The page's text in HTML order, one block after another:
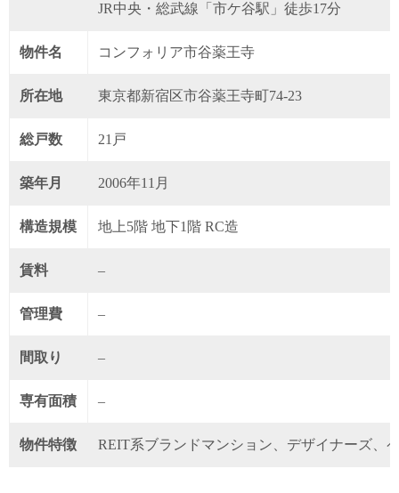
JR中央・総武線「市ケ谷駅」徒歩17分
物件名 コンフォリア市谷薬王寺
所在地 東京都新宿区市谷薬王寺町74-23
総戸数 21戸
築年月 2006年11月
構造規模 地上5階 地下1階 RC造
賃料 –
管理費 –
間取り –
専有面積 –
物件特徴 REIT系ブランドマンション、デザイナーズ、